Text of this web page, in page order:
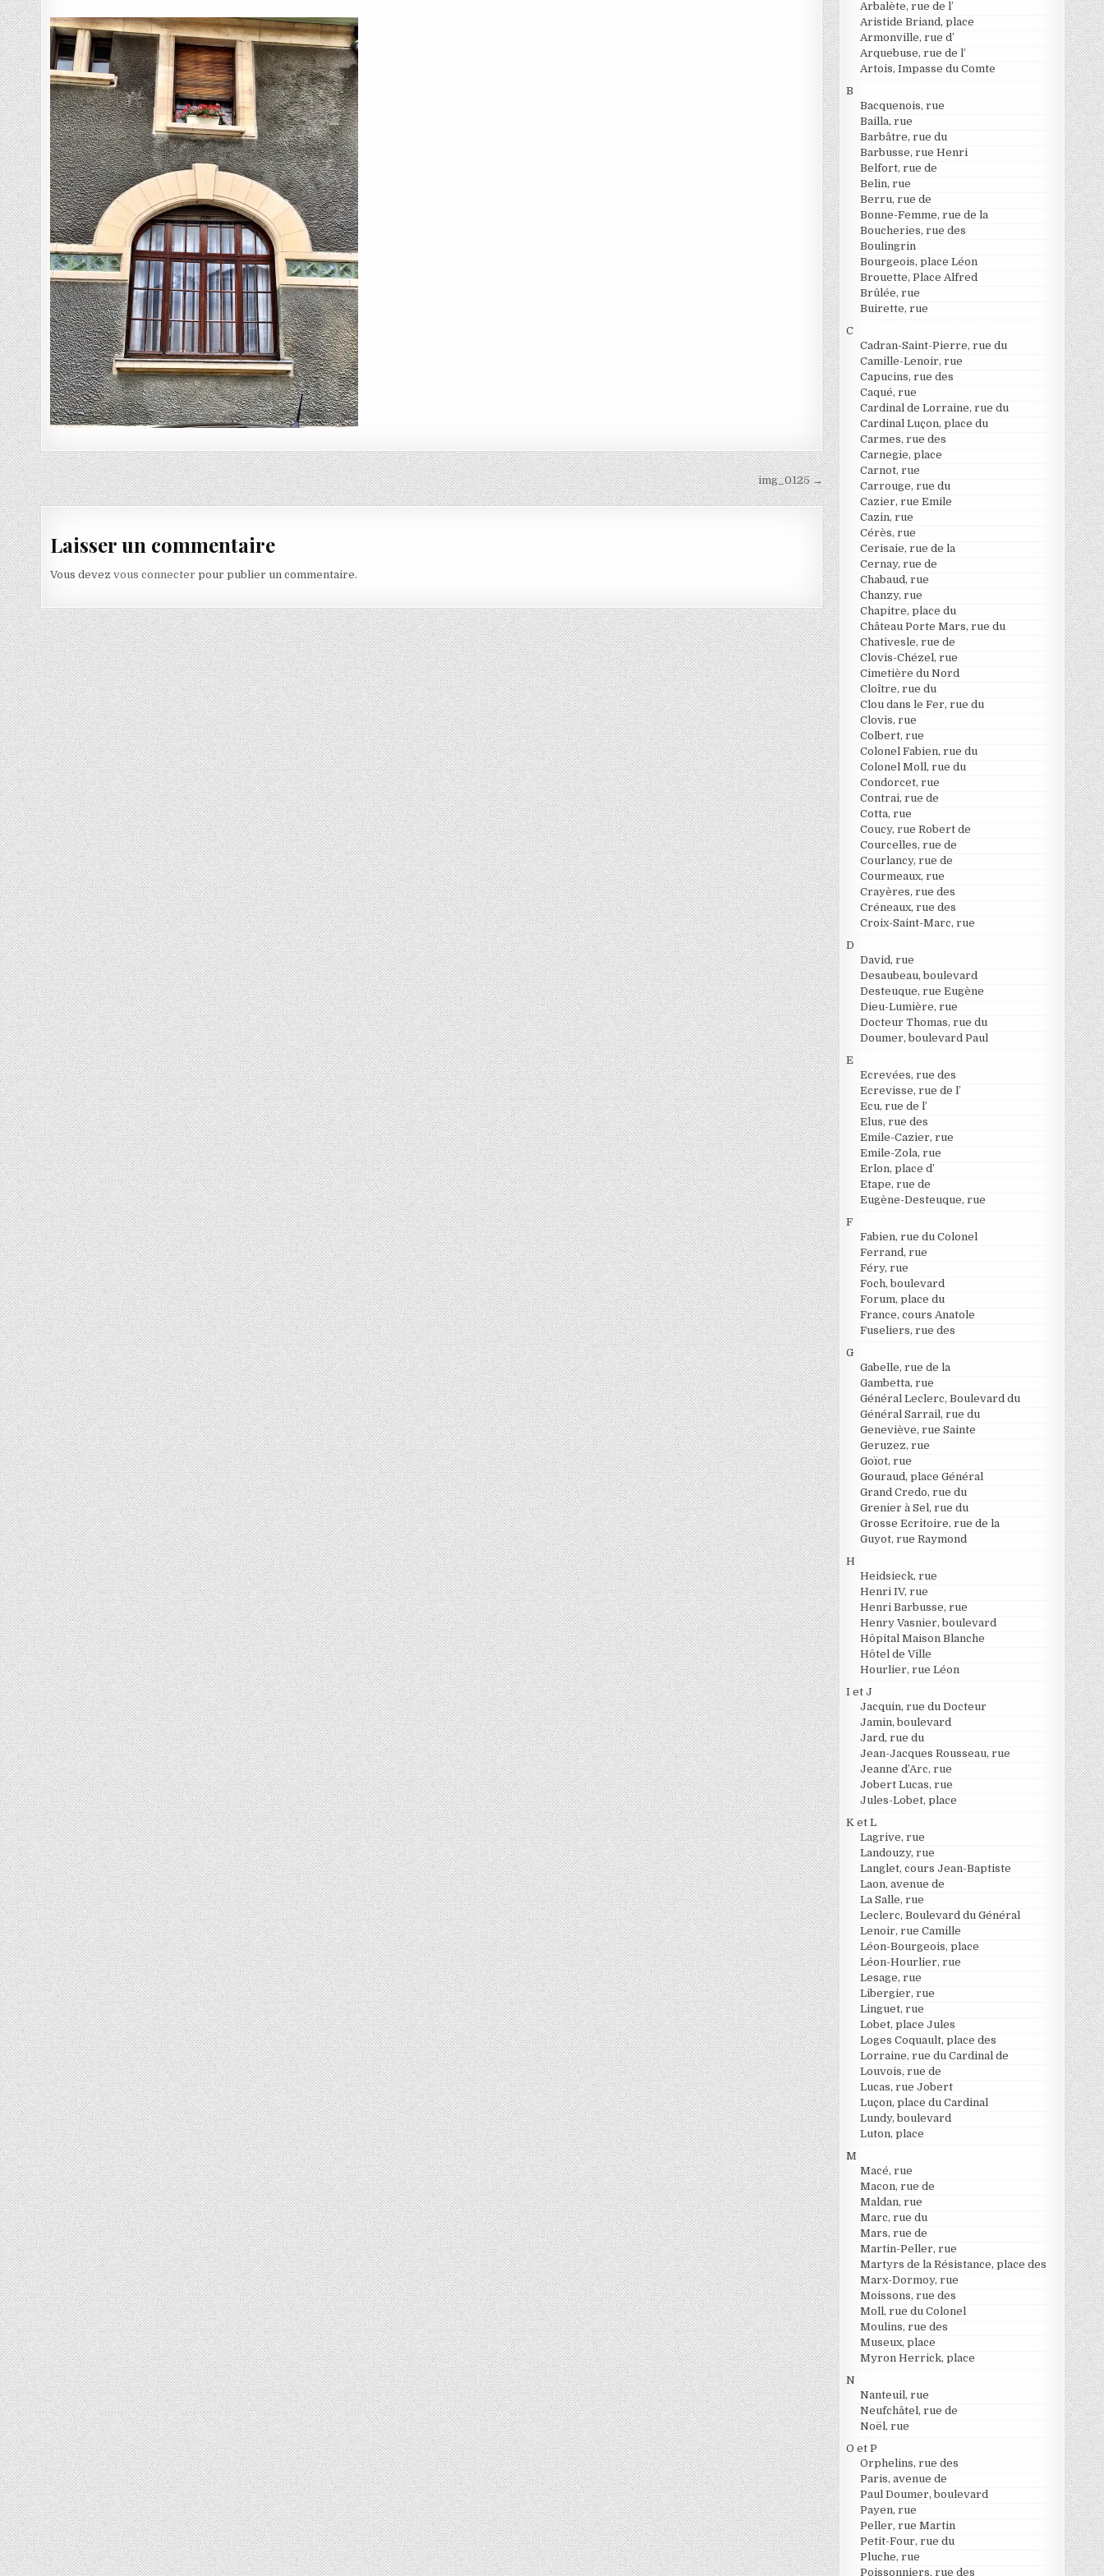
Navigation de l’article img_0125 →
Laisser un commentaire
Vous devezvous connecter pour publier un commentaire.
Arbalète, rue de l’
Aristide Briand, place
Armonville, rue d’
Arquebuse, rue de l’
Artois, Impasse du Comte
B
Bacquenois, rue
Bailla, rue
Barbâtre, rue du
Barbusse, rue Henri
Belfort, rue de
Belin, rue
Berru, rue de
Bonne-Femme, rue de la
Boucheries, rue des
Boulingrin
Bourgeois, place Léon
Brouette, Place Alfred
Brûlée, rue
Buirette, rue
C
Cadran-Saint-Pierre, rue du
Camille-Lenoir, rue
Capucins, rue des
Caqué, rue
Cardinal de Lorraine, rue du
Cardinal Luçon, place du
Carmes, rue des
Carnegie, place
Carnot, rue
Carrouge, rue du
Cazier, rue Emile
Cazin, rue
Cérès, rue
Cerisaie, rue de la
Cernay, rue de
Chabaud, rue
Chanzy, rue
Chapitre, place du
Château Porte Mars, rue du
Chativesle, rue de
Clovis-Chézel, rue
Cimetière du Nord
Cloître, rue du
Clou dans le Fer, rue du
Clovis, rue
Colbert, rue
Colonel Fabien, rue du
Colonel Moll, rue du
Condorcet, rue
Contrai, rue de
Cotta, rue
Coucy, rue Robert de
Courcelles, rue de
Courlancy, rue de
Courmeaux, rue
Crayères, rue des
Créneaux, rue des
Croix-Saint-Marc, rue
D
David, rue
Desaubeau, boulevard
Desteuque, rue Eugène
Dieu-Lumière, rue
Docteur Thomas, rue du
Doumer, boulevard Paul
E
Ecrevées, rue des
Ecrevisse, rue de l’
Ecu, rue de l’
Elus, rue des
Emile-Cazier, rue
Emile-Zola, rue
Erlon, place d’
Etape, rue de
Eugène-Desteuque, rue
F
Fabien, rue du Colonel
Ferrand, rue
Féry, rue
Foch, boulevard
Forum, place du
France, cours Anatole
Fuseliers, rue des
G
Gabelle, rue de la
Gambetta, rue
Général Leclerc, Boulevard du
Général Sarrail, rue du
Geneviève, rue Sainte
Geruzez, rue
Goïot, rue
Gouraud, place Général
Grand Credo, rue du
Grenier à Sel, rue du
Grosse Ecritoire, rue de la
Guyot, rue Raymond
H
Heidsieck, rue
Henri IV, rue
Henri Barbusse, rue
Henry Vasnier, boulevard
Hôpital Maison Blanche
Hôtel de Ville
Hourlier, rue Léon
I et J
Jacquin, rue du Docteur
Jamin, boulevard
Jard, rue du
Jean-Jacques Rousseau, rue
Jeanne d’Arc, rue
Jobert Lucas, rue
Jules-Lobet, place
K et L
Lagrive, rue
Landouzy, rue
Langlet, cours Jean-Baptiste
Laon, avenue de
La Salle, rue
Leclerc, Boulevard du Général
Lenoir, rue Camille
Léon-Bourgeois, place
Léon-Hourlier, rue
Lesage, rue
Libergier, rue
Linguet, rue
Lobet, place Jules
Loges Coquault, place des
Lorraine, rue du Cardinal de
Louvois, rue de
Lucas, rue Jobert
Luçon, place du Cardinal
Lundy, boulevard
Luton, place
M
Macé, rue
Macon, rue de
Maldan, rue
Marc, rue du
Mars, rue de
Martin-Peller, rue
Martyrs de la Résistance, place des
Marx-Dormoy, rue
Moissons, rue des
Moll, rue du Colonel
Moulins, rue des
Museux, place
Myron Herrick, place
N
Nanteuil, rue
Neufchâtel, rue de
Noël, rue
O et P
Orphelins, rue des
Paris, avenue de
Paul Doumer, boulevard
Payen, rue
Peller, rue Martin
Petit-Four, rue du
Pluche, rue
Poissonniers, rue des